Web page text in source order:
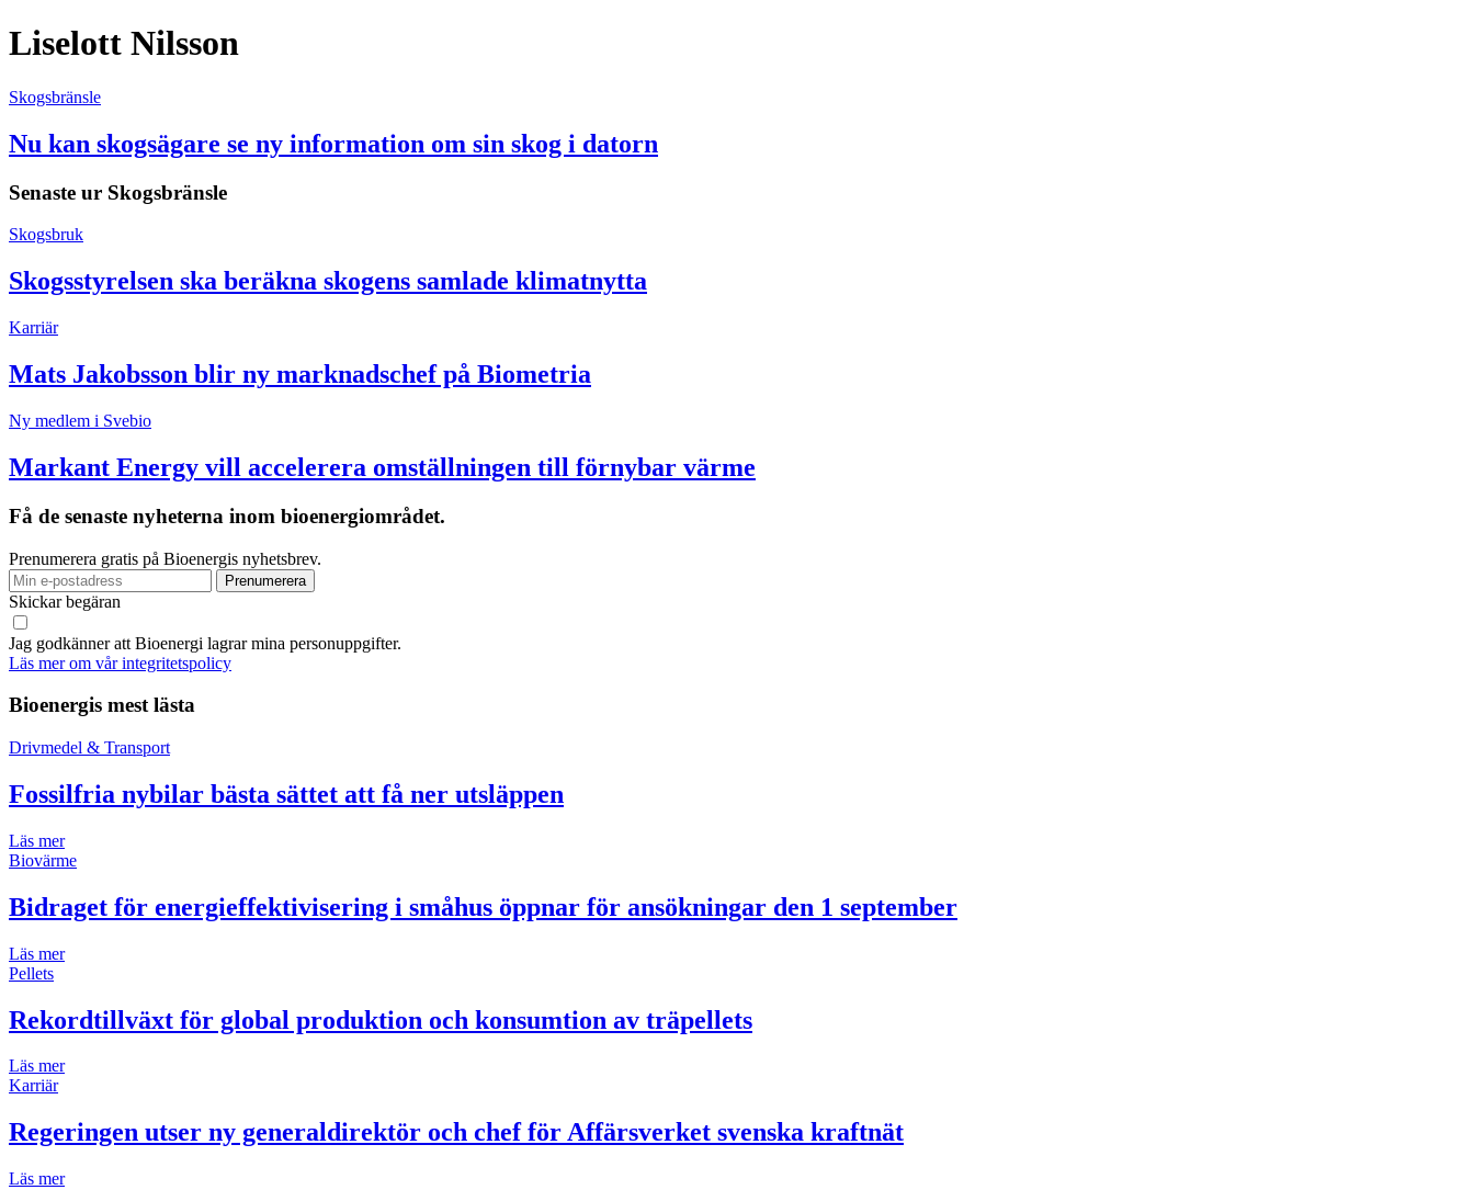
Liselott Nilsson
Skogsbränsle
Nu kan skogsägare se ny information om sin skog i datorn
Senaste ur Skogsbränsle
Skogsbruk
Skogsstyrelsen ska beräkna skogens samlade klimatnytta
Karriär
Mats Jakobsson blir ny marknadschef på Biometria
Ny medlem i Svebio
Markant Energy vill accelerera omställningen till förnybar värme
Få de senaste nyheterna inom bioenergiområdet.
Prenumerera gratis på Bioenergis nyhetsbrev.
Skickar begäran
Jag godkänner att Bioenergi lagrar mina personuppgifter.
Läs mer om vår integritetspolicy
Bioenergis mest lästa
Drivmedel & Transport
Fossilfria nybilar bästa sättet att få ner utsläppen
Läs mer
Biovärme
Bidraget för energieffektivisering i småhus öppnar för ansökningar den 1 september
Läs mer
Pellets
Rekordtillväxt för global produktion och konsumtion av träpellets
Läs mer
Karriär
Regeringen utser ny generaldirektör och chef för Affärsverket svenska kraftnät
Läs mer